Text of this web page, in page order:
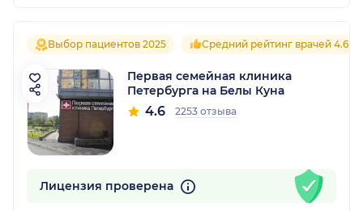
Выбор пациентов 2025 Средний рейтинг врачей 4.6
Первая семейная клиника
Петербурга на Белы Куна
4.6 2253 отзыва
Лицензия проверена